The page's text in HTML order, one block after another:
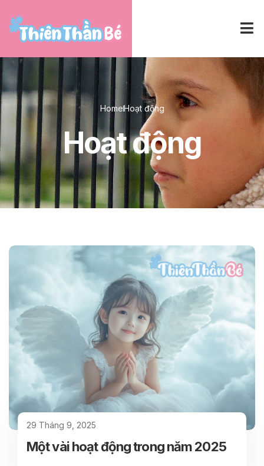
HomeHoạt động
Hoạt động
29 Tháng 9, 2025
Một vài hoạt động trong năm 2025